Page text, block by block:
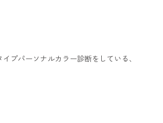
プパーソナルカラー診断をしている、